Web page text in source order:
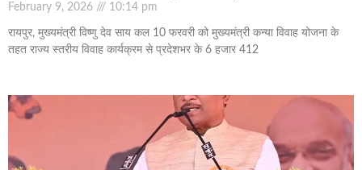
February 9, 2026 10:14 pm
रायपुर, मुख्यमंत्री विष्णु देव साय कल 10 फरवरी को मुख्यमंत्री कन्या विवाह योजना के
तहत राज्य स्तरीय विवाह कार्यक्रम से प्रदेशभर के 6 हजार 412